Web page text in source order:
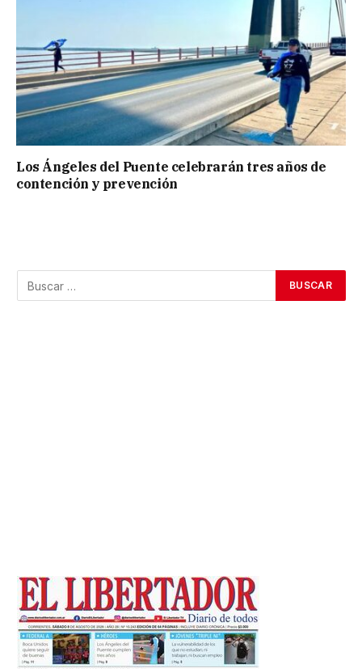
Los Ángeles del Puente celebrarán tres años de
contención y prevención